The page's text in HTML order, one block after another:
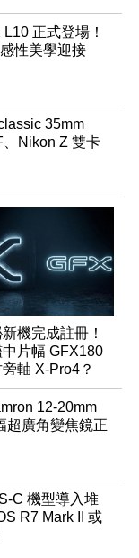
正式登場！
性美學迎接
35mm
、Nikon Z 雙卡
機完成註冊！
片幅 GFX180
軸 X-Pro4？
12-20mm
超廣角變焦鏡正
C 機型導入堆
R7 Mark II 或